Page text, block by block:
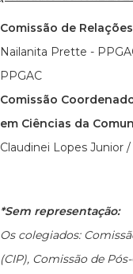
Comissão de
Nailanita Prette -
PPGAC
Comissão
em Ciências da
Claudinei Lopes Junior
*Sem representação:
Os colegiados:
(CIP), Comissão de